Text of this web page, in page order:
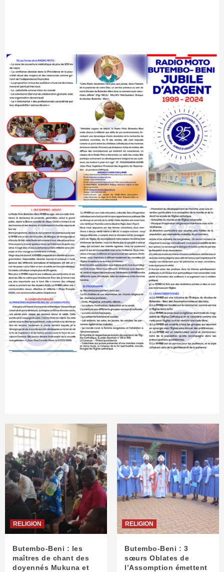
RELIGION
Butembo-Beni : les
maîtres de chant des
doyennés Mukuna et
RELIGION
Butembo-Beni : 3
sœurs Oblates de
l’Assomption émettent